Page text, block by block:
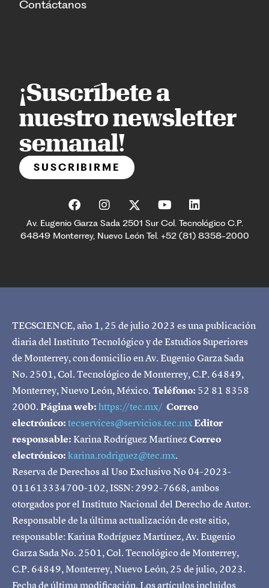
Contáctanos
¡Suscríbete a
nuestro newsletter
semanal!
SUSCRIBIRME
Av. Eugenio Garza Sada 2501 Sur Col. Tecnológico C.P.
64849 Monterrey, Nuevo León Tel. +52 (81) 8358-2000
TECSCIENCE, año 1, 25 de julio 2023 es una publicación
diaria del Instituto Tecnológico y de Estudios Superiores
de Monterrey, con domicilio en Av. Eugenio Garza Sada
No. 2501, Col. Tecnológico de Monterrey, C.P. 64849,
Monterrey, Nuevo León, México.Teléfono: 52 81 8358
2000.Página web:https://tec.mx/ Correo
electrónico:tecservices@servicios.tec.mxEditor
responsable:Karina Rodríguez MartínezCorreo
electrónico:karina.rodriguez@tec.mx.
Reserva de Derechos al Uso Exclusivo No 04-2023-
011613334700-102, ISSN: 2992-7668, ambos
otorgados por el Instituto Nacional del Derecho de Autor.
Responsable de la última actualización de este sitio,
responsable: Karina Rodríguez Martínez, Av. Eugenio
Garza Sada No. 2501, Col. Tecnológico de Monterrey,
C.P. 64849, Monterrey, Nuevo León, 25 de julio, 2023.
Fecha de última modificación. Los artículos incluidos